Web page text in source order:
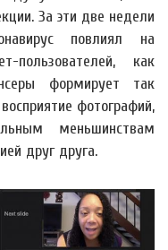
За эти две недели
повлиял на
пользователей, как
формирует так
фотографий,
меньшинствам
друг друга.